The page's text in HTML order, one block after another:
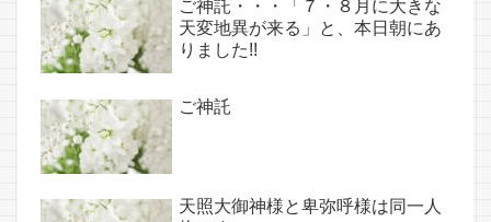
点であり古代太陽信仰の中心点で
もある伊弉諾宮、他3ヵ所へのご
神託あり！！
ご神託・・・「７・８月に大きな
天変地異が来る」と、本日朝にあ
りました!!
ご神託
天照大御神様と卑弥呼様は同一人